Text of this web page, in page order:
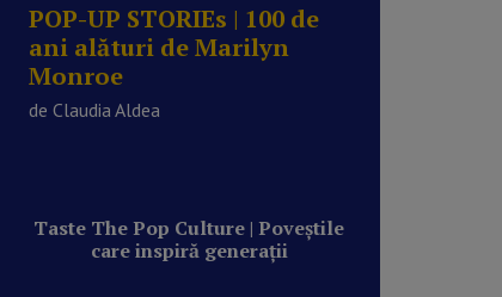
POP-UP STORIEs | 100 de
ani alături de Marilyn
Monroe
de Claudia Aldea
Taste The Pop Culture | Poveștile
care inspiră generații